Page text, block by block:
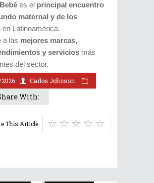
2026 Carlos Johnson
es el principal encuentro
maternal y de los
en Latinoamérica.
a las mejores marcas,
y servicios más
del sector.
With:
This Article